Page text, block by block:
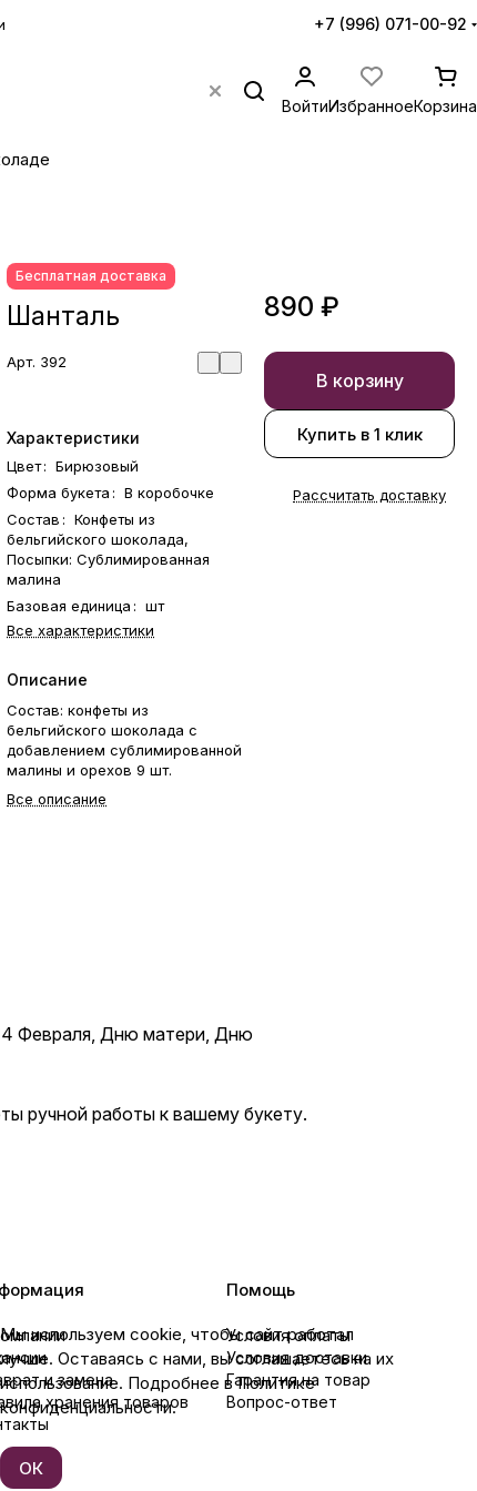
+7 (996) 071-00-92
ВойтиИзбранноеКорзина
Бесплатная доставка
Шанталь
Арт. 392
Характеристики
Цвет: Бирюзовый
Форма букета : В коробочке
Состав : Конфеты из
бельгийского шоколада,
Посыпки: Сублимированная
малина
Базовая единица : шт
Все характеристики
Описание
Состав: конфеты из
бельгийского шоколада с
добавлением сублимированной
малины и орехов 9 шт.
Все описание
890 ₽
В корзину
Купить в 1 клик
Рассчитать доставку
Февраля, Дню матери, Дню
ручной работы к вашему букету.
и замена
хранения товаров
Помощь
Условия оплаты
Условия доставки
Гарантия на товар
Вопрос-ответ
Мы используем cookie, чтобы сайт работал
лучше. Оставаясь с нами, вы соглашаетесь на их
использование. Подробнее в Политике
конфиденциальности.
ОК